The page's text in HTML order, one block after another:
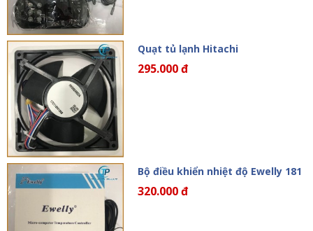
Quạt tủ lạnh Hitachi
295.000 đ
Bộ điều khiển nhiệt độ Ewelly 181
320.000 đ